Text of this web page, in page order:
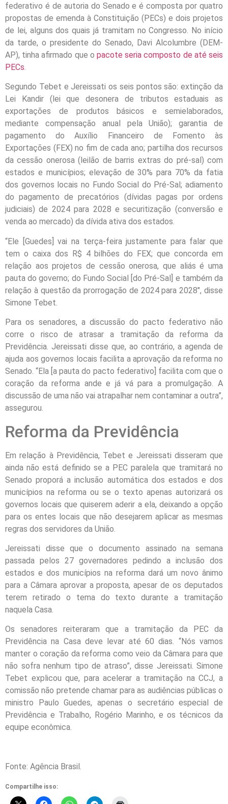
federativo é de autoria do Senado e é composta por quatro
propostas de emenda à Constituição (PECs) e dois projetos
de lei, alguns dos quais já tramitam no Congresso. No início
da tarde, o presidente do Senado, Davi Alcolumbre (DEM-
AP), tinha afirmado que o pacote seria composto de até seis
PECs.
Segundo Tebet e Jereissati os seis pontos são: extinção da
Lei Kandir (lei que desonera de tributos estaduais as
exportações de produtos básicos e semielaborados,
mediante compensação anual pela União); garantia de
pagamento do Auxílio Financeiro de Fomento às
Exportações (FEX) no fim de cada ano; partilha dos recursos
da cessão onerosa (leilão de barris extras do pré-sal) com
estados e municípios; elevação de 30% para 70% da fatia
dos governos locais no Fundo Social do Pré-Sal; adiamento
do pagamento de precatórios (dívidas pagas por ordens
judiciais) de 2024 para 2028 e securitização (conversão e
venda ao mercado) da dívida ativa dos estados.
“Ele [Guedes] vai na terça-feira justamente para falar que
tem o caixa dos R$ 4 bilhões do FEX; que concorda em
relação aos projetos de cessão onerosa, que aliás é uma
pauta do governo; do Fundo Social [do Pré-Sal] e também da
relação à questão da prorrogação de 2024 para 2028″, disse
Simone Tebet.
Para os senadores, a discussão do pacto federativo não
corre o risco de atrasar a tramitação da reforma da
Previdência. Jereissati disse que, ao contrário, a agenda de
ajuda aos governos locais facilita a aprovação da reforma no
Senado. “Ela [a pauta do pacto federativo] facilita com que o
coração da reforma ande e já vá para a promulgação. A
discussão de uma não vai atrapalhar nem contaminar a outra”,
assegurou.
Reforma da Previdência
Em relação à Previdência, Tebet e Jereissati disseram que
ainda não está definido se a PEC paralela que tramitará no
Senado proporá a inclusão automática dos estados e dos
municípios na reforma ou se o texto apenas autorizará os
governos locais que quiserem aderir a ela, deixando a opção
para os entes locais que não desejarem aplicar as mesmas
regras dos servidores da União.
Jereissati disse que o documento assinado na semana
passada pelos 27 governadores pedindo a inclusão dos
estados e dos municípios na reforma dará um novo ânimo
para a Câmara aprovar a proposta, apesar de os deputados
terem retirado o tema do texto durante a tramitação
naquela Casa.
Os senadores reiteraram que a tramitação da PEC da
Previdência na Casa deve levar até 60 dias. “Nós vamos
manter o coração da reforma como veio da Câmara para que
não sofra nenhum tipo de atraso”, disse Jereissati. Simone
Tebet explicou que, para acelerar a tramitação na CCJ, a
comissão não pretende chamar para as audiências públicas o
ministro Paulo Guedes, apenas o secretário especial de
Previdência e Trabalho, Rogério Marinho, e os técnicos da
equipe econômica.
Fonte: Agência Brasil.
Compartilhe isso: